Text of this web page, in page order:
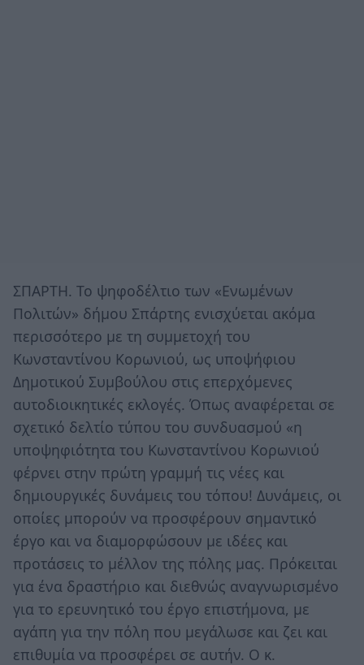
ΣΠΑΡΤΗ. Το ψηφοδέλτιο των «Ενωμένων
Πολιτών» δήμου Σπάρτης ενισχύεται ακόμα
περισσότερο με τη συμμετοχή του
Κωνσταντίνου Κορωνιού, ως υποψήφιου
Δημοτικού Συμβούλου στις επερχόμενες
αυτοδιοικητικές εκλογές. Όπως αναφέρεται σε
σχετικό δελτίο τύπου του συνδυασμού «η
υποψηφιότητα του Κωνσταντίνου Κορωνιού
φέρνει στην πρώτη γραμμή τις νέες και
δημιουργικές δυνάμεις του τόπου! Δυνάμεις, οι
οποίες μπορούν να προσφέρουν σημαντικό
έργο και να διαμορφώσουν με ιδέες και
προτάσεις το μέλλον της πόλης μας. Πρόκειται
για ένα δραστήριο και διεθνώς αναγνωρισμένο
για το ερευνητικό του έργο επιστήμονα, με
αγάπη για την πόλη που μεγάλωσε και ζει και
επιθυμία να προσφέρει σε αυτήν. Ο κ.